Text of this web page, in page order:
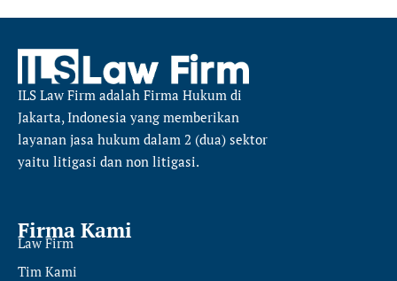
ILS Law Firm adalah Firma Hukum di
Jakarta, Indonesia yang memberikan
layanan jasa hukum dalam 2 (dua) sektor
yaitu litigasi dan non litigasi.
Firma Kami
Law Firm
Tim Kami